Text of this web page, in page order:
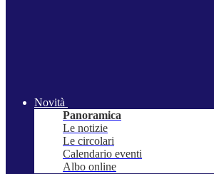
Novità
Panoramica
Le notizie
Le circolari
Calendario eventi
Albo online